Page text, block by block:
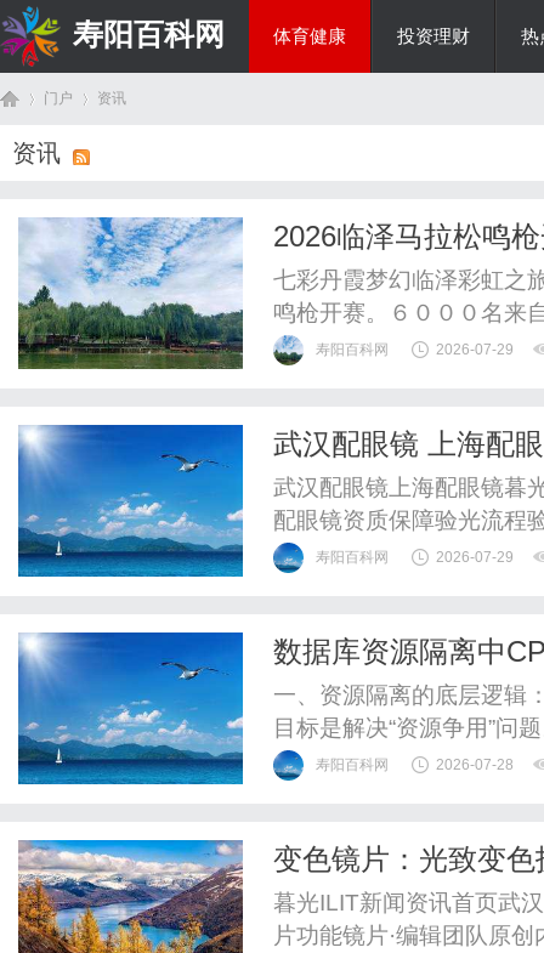
寿阳百科网 体育健康 投资理财 热
门户 资讯
资讯
2026临泽马拉松鸣
七彩丹霞梦幻临泽彩虹之
鸣枪开赛。６０００名来
霞秘境之约，在世界地质
会指导，临泽县人民政府
寿阳百科网 2026-07-29
武汉配眼镜 上海配
武汉配眼镜上海配眼镜暮
配眼镜资质保障验光流程
惠，兼顾高专业度与高性
寿阳百科网 2026-07-29
数据库资源隔离中
一、资源隔离的底层逻辑
目标是解决“资源争用”问
源，无需考虑资源分配公
例如，某电商平台在促销
寿阳百科网 2026-07-28
变色镜片：光致变
暮光ILIT新闻资讯首页武
片功能镜片·编辑团队原